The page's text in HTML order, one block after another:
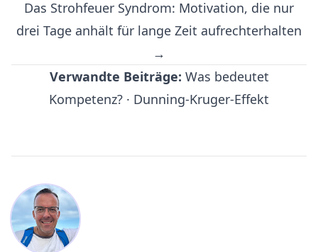
Das Strohfeuer Syndrom: Motivation, die nur
drei Tage anhält für lange Zeit aufrechterhalten
→
Verwandte Beiträge: Was bedeutet
Kompetenz? · Dunning-Kruger-Effekt